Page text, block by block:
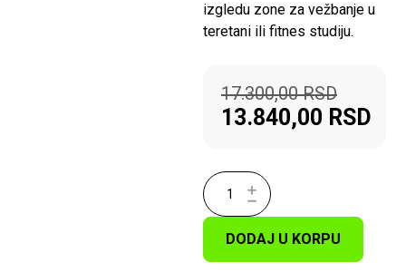
izgledu zone za vežbanje u
teretani ili fitnes studiju.
17.300,00RSD
13.840,00 RSD
DODAJ U KORPU